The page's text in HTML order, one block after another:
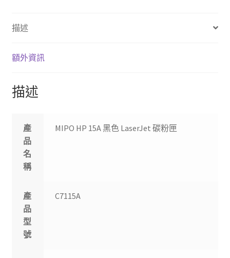
描述
額外資訊
描述
產
品
名
稱
MIPO HP 15A 黑色 LaserJet 碳粉匣
產
品
型
號
C7115A